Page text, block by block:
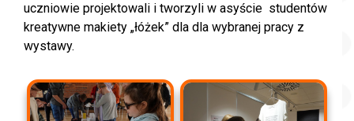
uczniowie projektowali i tworzyli w asyście studentów
kreatywne makiety „łóżek” dla dla wybranej pracy z
wystawy.